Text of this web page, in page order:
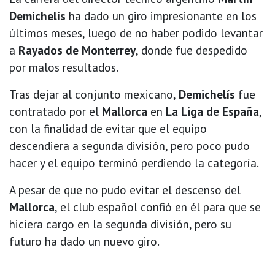
Demichelís ha dado un giro impresionante en los
últimos meses, luego de no haber podido levantar
a Rayados de Monterrey, donde fue despedido
por malos resultados.
Tras dejar al conjunto mexicano, Demichelís fue
contratado por el Mallorca en La Liga de España,
con la finalidad de evitar que el equipo
descendiera a segunda división, pero poco pudo
hacer y el equipo terminó perdiendo la categoría.
A pesar de que no pudo evitar el descenso del
Mallorca, el club español confió en él para que se
hiciera cargo en la segunda división, pero su
futuro ha dado un nuevo giro.